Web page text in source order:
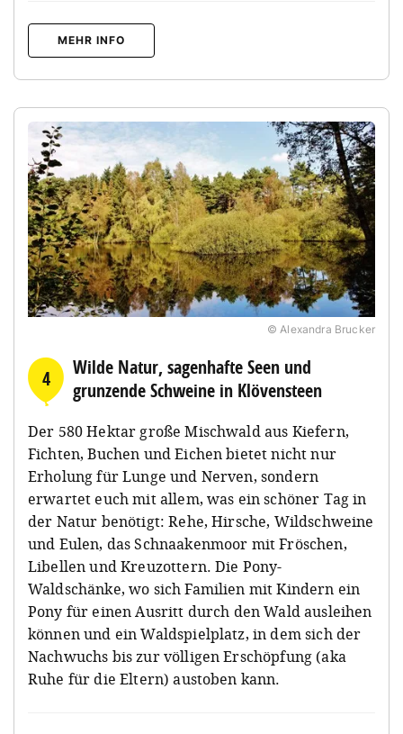
MEHR INFO
© Alexandra Brucker
4
Wilde Natur, sagenhafte Seen und
grunzende Schweine in Klövensteen
Der 580 Hektar große Mischwald aus Kiefern,
Fichten, Buchen und Eichen bietet nicht nur
Erholung für Lunge und Nerven, sondern
erwartet euch mit allem, was ein schöner Tag in
der Natur benötigt: Rehe, Hirsche, Wildschweine
und Eulen, das Schnaakenmoor mit Fröschen,
Libellen und Kreuzottern. Die Pony-
Waldschänke, wo sich Familien mit Kindern ein
Pony für einen Ausritt durch den Wald ausleihen
können und ein Waldspielplatz, in dem sich der
Nachwuchs bis zur völligen Erschöpfung (aka
Ruhe für die Eltern) austoben kann.